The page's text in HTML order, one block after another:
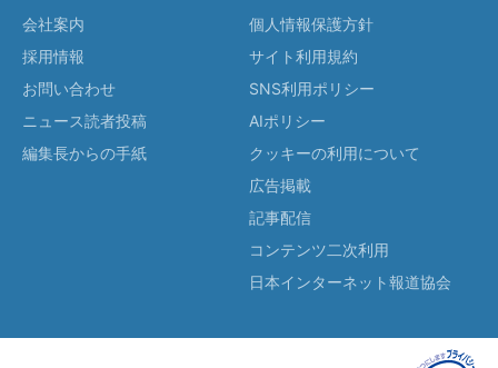
会社案内
採用情報
お問い合わせ
ニュース読者投稿
編集長からの手紙
個人情報保護方針
サイト利用規約
SNS利用ポリシー
AIポリシー
クッキーの利用について
広告掲載
記事配信
コンテンツ二次利用
日本インターネット報道協会